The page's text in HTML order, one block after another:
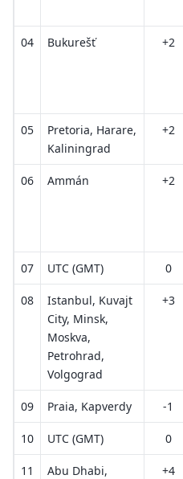
04 Bukurešť +2
05
Pretoria, Harare,
Kaliningrad
+2
06 Ammán +2
07 UTC (GMT) 0
08
Istanbul, Kuvajt
City, Minsk,
Moskva,
Petrohrad,
Volgograd
+3
09 Praia, Kapverdy -1
10 UTC (GMT) 0
11
Abu Dhabi,
+4